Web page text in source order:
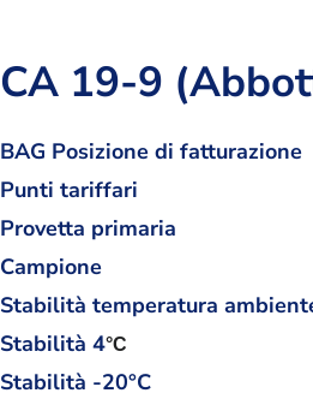
CA 19-9
BAG Posizione di fatturazione
Punti tariffari
Provetta primaria
Campione
Stabilità temperatura
Stabilità 4°C
Stabilità -20°C